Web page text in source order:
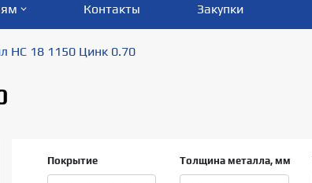
Контакты Закупки
НС 18 1150 Цинк 0.70
Покрытие Толщина металла, мм